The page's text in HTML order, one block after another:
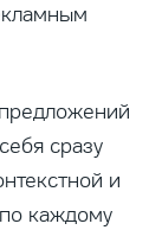
сразу
и
каждому